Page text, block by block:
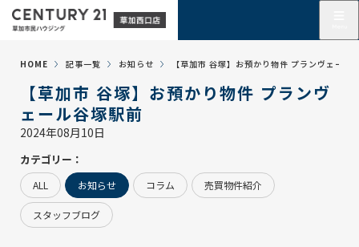
HOME 記事一覧 お知らせ 【草加市 谷塚】お預かり物件 プランヴェール
【草加市 谷塚】お預かり物件 プランヴ
ェール谷塚駅前
2024年08月10日
カテゴリー：
ALL お知らせ コラム 売買物件紹介
スタッフブログ